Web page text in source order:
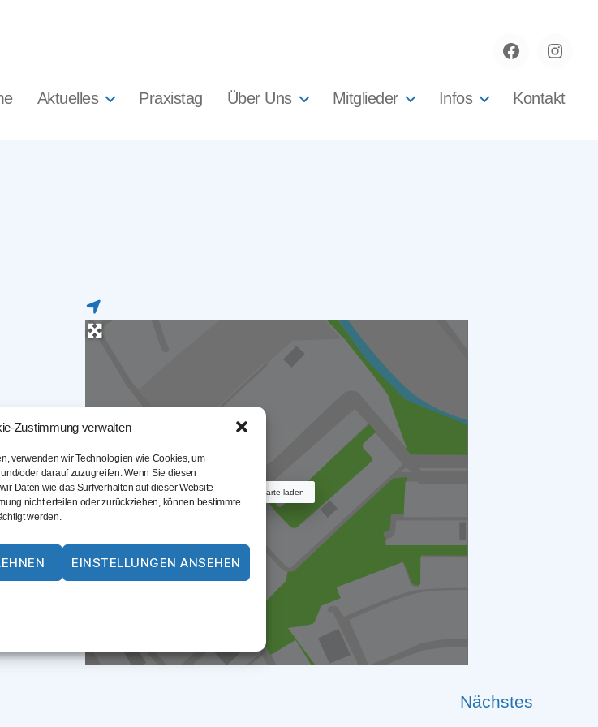
Zustimmung verwalten
verwenden wir Technologien wie Cookies, um
oder darauf zuzugreifen. Wenn Sie diesen
Daten wie das Surfverhalten auf dieser Website
nicht erteilen oder zurückziehen, können bestimmte
werden.
EINSTELLUNGEN ANSEHEN
Facebook
Aktuelles Praxistag Über Uns Mitglieder Infos Kontakt
Karte laden
Nächstes